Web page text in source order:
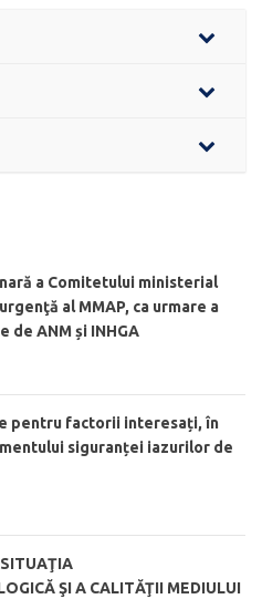
a Comitetului ministerial
al MMAP, ca urmare a
de ANM și INHGA
pentru factorii interesați, în
siguranței iazurilor de
ŞI A CALITĂŢII MEDIULUI